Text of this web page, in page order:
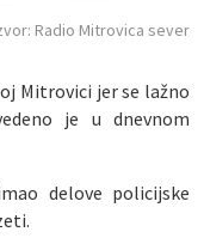
Radio Mitrovica sever
Mitrovici jer se lažno
je u dnevnom
delove policijske